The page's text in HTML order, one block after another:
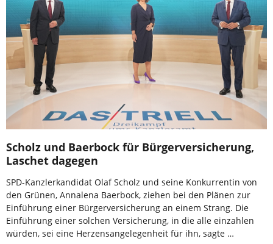
Scholz und Baerbock für Bürgerversicherung,
Laschet dagegen
SPD-Kanzlerkandidat Olaf Scholz und seine Konkurrentin von
den Grünen, Annalena Baerbock, ziehen bei den Plänen zur
Einführung einer Bürgerversicherung an einem Strang. Die
Einführung einer solchen Versicherung, in die alle einzahlen
würden, sei eine Herzensangelegenheit für ihn, sagte …